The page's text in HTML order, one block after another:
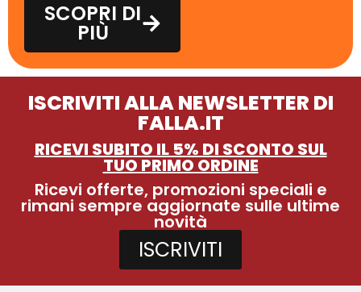
SCOPRI DI
PIÙ
ISCRIVITI ALLA NEWSLETTER DI
FALLA.IT
RICEVI SUBITO IL 5% DI SCONTO SUL
TUO PRIMO ORDINE
Ricevi offerte, promozioni speciali e
rimani sempre aggiornate sulle ultime
novità
ISCRIVITI